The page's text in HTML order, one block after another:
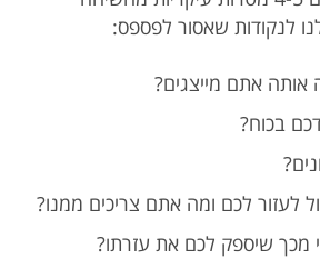
לנקודות שאסור לפספס:
אתם מייצגים?
בכוח?
לעזור לכם ומה אתם צריכים ממנו?
מכך שיספק לכם את עזרתו?